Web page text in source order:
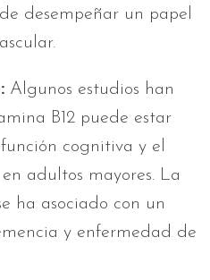
desempeñar un papel
Algunos estudios han
B12 puede estar
cognitiva y el
adultos mayores. La
ha asociado con un
y enfermedad de